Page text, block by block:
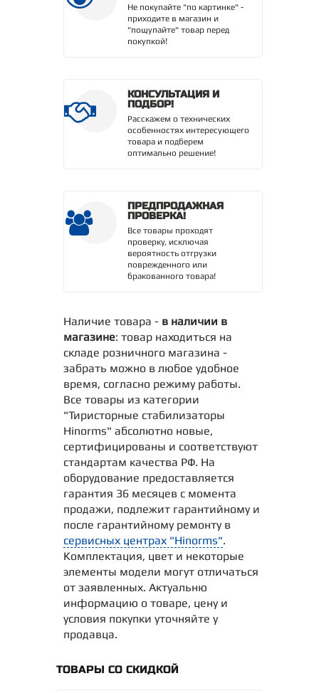
Не покупайте "по картинке" -
приходите в магазин и
"пощупайте" товар перед
покупкой!
КОНСУЛЬТАЦИЯ И
ПОДБОР!
Расскажем о технических
особенностях интересующего
товара и подберем
оптимально решение!
ПРЕДПРОДАЖНАЯ
ПРОВЕРКА!
Все товары проходят
проверку, исключая
вероятность отгрузки
поврежденного или
бракованного товара!
Наличие товара - в наличии в
магазине: товар находиться на
складе розничного магазина -
забрать можно в любое удобное
время, согласно режиму работы.
Все товары из категории
"Тиристорные стабилизаторы
Hinorms" абсолютно новые,
сертифицированы и соответствуют
стандартам качества РФ. На
оборудование предоставляется
гарантия 36 месяцев с момента
продажи, подлежит гарантийному и
после гарантийному ремонту в
сервисных центрах "Hinorms".
Комплектация, цвет и некоторые
элементы модели могут отличаться
от заявленных. Актуальню
информацию о товаре, цену и
условия покупки уточняйте у
продавца.
ТОВАРЫ СО СКИДКОЙ